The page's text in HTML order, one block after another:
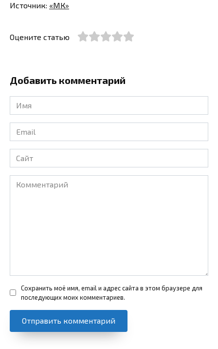
Источник: «МК»
Оцените статью
Добавить комментарий
Имя
*
Email
*
Сайт
Комментарий
Сохранить моё имя, email и адрес сайта в этом браузере для
последующих моих комментариев.